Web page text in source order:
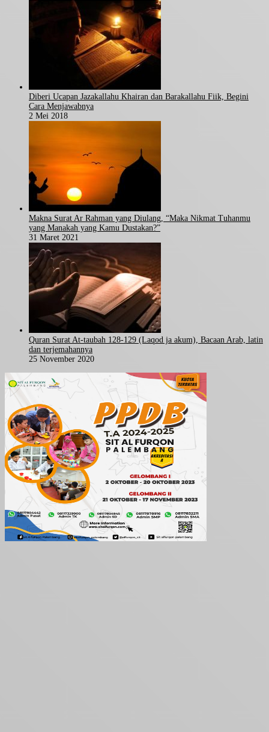
Diberi Ucapan Jazakallahu Khairan dan Barakallahu Fiik, Begini
Cara Menjawabnya
2 Mei 2018
Makna Surat Ar Rahman yang Diulang, “Maka Nikmat Tuhanmu
yang Manakah yang Kamu Dustakan?”
31 Maret 2021
Quran Surat At-taubah 128-129 (Laqod ja akum), Bacaan Arab, latin
dan terjemahannya
25 November 2020